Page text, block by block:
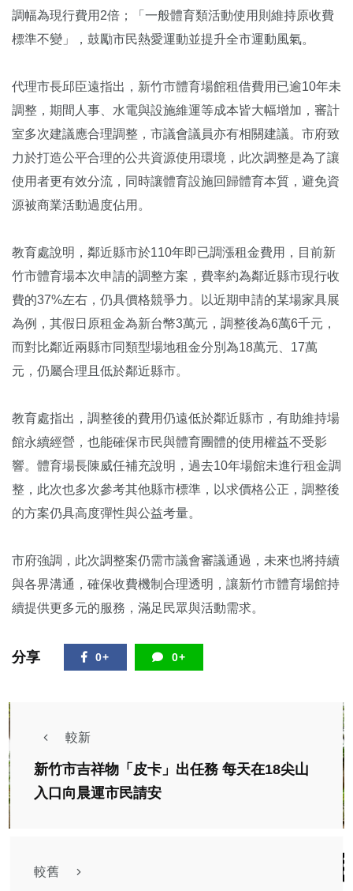
調幅為現行費用2倍；「一般體育類活動使用則維持原收費
標準不變」，鼓勵市民熱愛運動並提升全市運動風氣。
代理市長邱臣遠指出，新竹市體育場館租借費用已逾10年未
調整，期間人事、水電與設施維運等成本皆大幅增加，審計
室多次建議應合理調整，市議會議員亦有相關建議。市府致
力於打造公平合理的公共資源使用環境，此次調整是為了讓
使用者更有效分流，同時讓體育設施回歸體育本質，避免資
源被商業活動過度佔用。
教育處說明，鄰近縣市於110年即已調漲租金費用，目前新
竹市體育場本次申請的調整方案，費率約為鄰近縣市現行收
費的37%左右，仍具價格競爭力。以近期申請的某場家具展
為例，其假日原租金為新台幣3萬元，調整後為6萬6千元，
而對比鄰近兩縣市同類型場地租金分別為18萬元、17萬
元，仍屬合理且低於鄰近縣市。
教育處指出，調整後的費用仍遠低於鄰近縣市，有助維持場
館永續經營，也能確保市民與體育團體的使用權益不受影
響。體育場長陳威任補充說明，過去10年場館未進行租金調
整，此次也多次參考其他縣市標準，以求價格公正，調整後
的方案仍具高度彈性與公益考量。
市府強調，此次調整案仍需市議會審議通過，未來也將持續
與各界溝通，確保收費機制合理透明，讓新竹市體育場館持
續提供更多元的服務，滿足民眾與活動需求。
分享 0+ 0+
較新
新竹市吉祥物「皮卡」出任務 每天在18尖山
入口向晨運市民請安
較舊